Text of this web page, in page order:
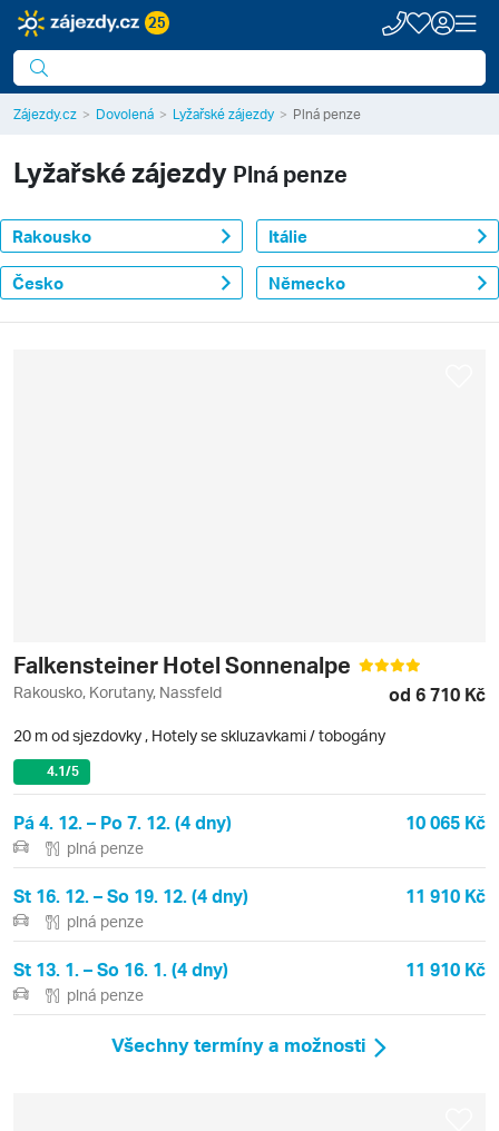
25
Zájezdy.cz Dovolená Lyžařské zájezdy Plná penze
Lyžařské zájezdy Plná penze
Rakousko Itálie
Česko Německo
Falkensteiner Hotel Sonnenalpe
Rakousko, Korutany, Nassfeld od 6 710 Kč
20 m od sjezdovky , Hotely se skluzavkami / tobogány
4.1/5
Pá 4. 12. – Po 7. 12. (4 dny) 10 065 Kč
plná penze
St 16. 12. – So 19. 12. (4 dny) 11 910 Kč
plná penze
St 13. 1. – So 16. 1. (4 dny) 11 910 Kč
plná penze
Všechny termíny a možnosti